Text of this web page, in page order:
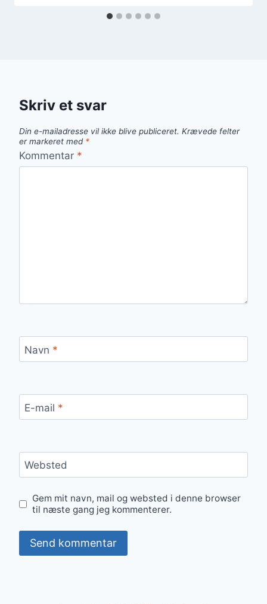
Skriv et svar
Din e-mailadresse vil ikke blive publiceret. Krævede felter
er markeret med *
Kommentar *
Navn *
E-mail *
Websted
Gem mit navn, mail og websted i denne browser
til næste gang jeg kommenterer.